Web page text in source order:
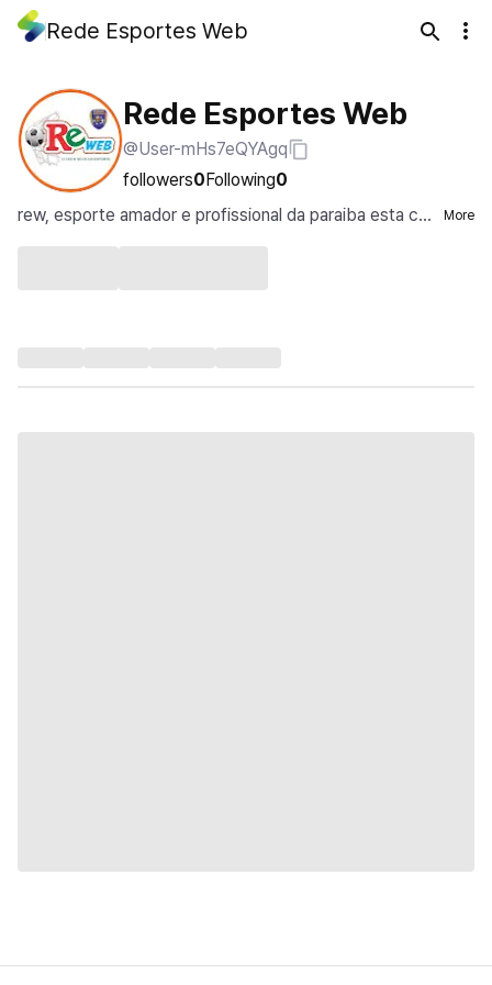
Rede Esportes Web
Rede Esportes Web
@User-mHs7eQYAgq
followers0Following0
rew, esporte amador e profissional da paraiba esta co
m a gente, noticias pelo mundo
More